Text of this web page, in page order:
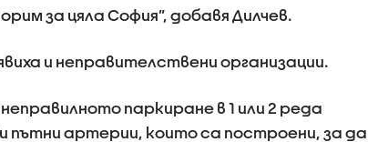
за цяла София”, добавя Дилчев.
и неправителствени организации.
паркиране в 1 или 2 реда
артерии, които са построени, за да